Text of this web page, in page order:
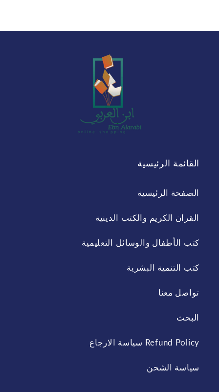
القائمة الرئيسية
الصفحة الرئيسية
القران الكريم والكتب الدينية
كتب الأطفال والوسائل التعليمية
كتب التنمية البشرية
تواصل معنا
البحث
Refund Policy سياسة الارجاع
سياسة الشحن